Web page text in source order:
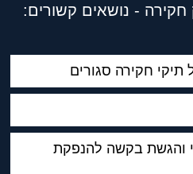
חקירה - נושאים קשורים:
חקירה סגורים
והגשת בקשה להנפקת